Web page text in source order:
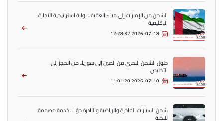
الشحن من الإمارات إلى ميناء العقبة .. بوابة استراتيجية للتجارة
الإقليمية
2026-07-18 12:28:32
حلول الشحن البحري من الصين إلى سوريا.. من الحجز إلى
التخليص
2026-07-18 11:01:20
شحن السيارات الفاخرة والرياضية والنادرة جوًا ... خدمة مصممة
للنخبة